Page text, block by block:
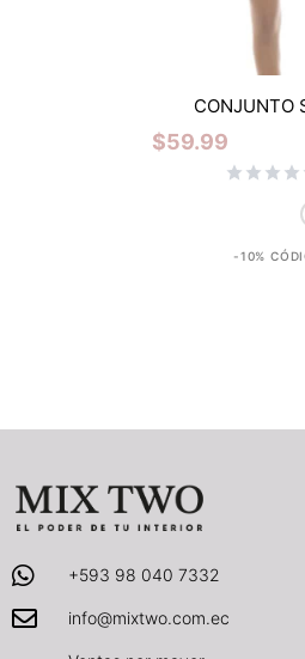
CONJUNTO
$59.99
-10%
+593 98 040 7332
info@mixtwo.com.ec